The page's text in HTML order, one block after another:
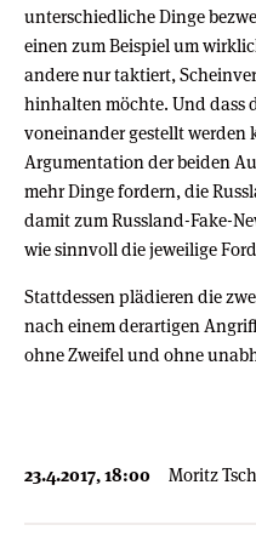
unterschiedliche Dinge
einen zum Beispiel um
andere nur taktiert,
hinhalten möchte. Und dass
voneinander gestellt werden
Argumentation der beiden
mehr Dinge fordern, die
damit zum Russland-Fake-
wie sinnvoll die jeweilige
Stattdessen plädieren die
nach einem derartigen
ohne Zweifel und ohne
23.4.2017, 18:00 Moritz